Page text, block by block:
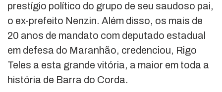
prestígio político do grupo de seu saudoso pai,
o ex-prefeito Nenzin. Além disso, os mais de
20 anos de mandato com deputado estadual
em defesa do Maranhão, credenciou, Rigo
Teles a esta grande vitória, a maior em toda a
história de Barra do Corda.